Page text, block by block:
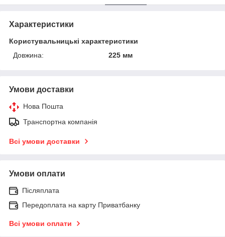
Характеристики
Користувальницькі характеристики
Довжина:
225 мм
Умови доставки
Нова Пошта
Транспортна компанія
Всі умови доставки
Умови оплати
Післяплата
Передоплата на карту Приватбанку
Всі умови оплати